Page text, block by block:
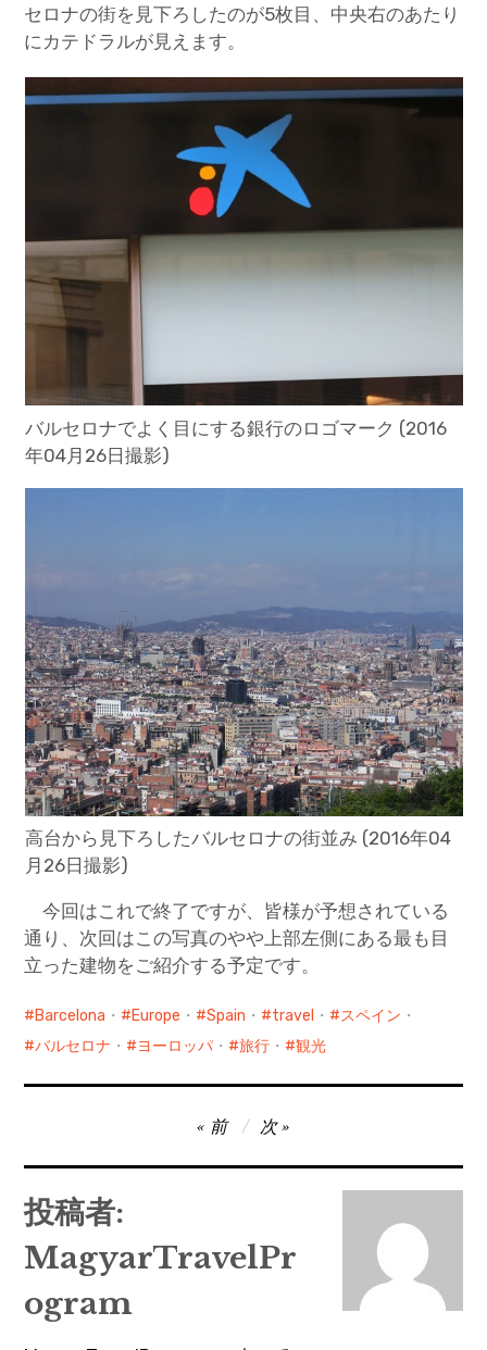
セロナの街を見下ろしたのが5枚目、中央右のあたり
にカテドラルが見えます。
バルセロナでよく目にする銀行のロゴマーク (2016
年04月26日撮影)
高台から見下ろしたバルセロナの街並み (2016年04
月26日撮影)
今回はこれで終了ですが、皆様が予想されている
通り、次回はこの写真のやや上部左側にある最も目
立った建物をご紹介する予定です。
Barcelona ・ Europe ・ Spain ・ travel ・ スペイン ・
バルセロナ ・ ヨーロッパ ・ 旅行 ・ 観光
稿
ナ
ビ
ゲ
ー
シ
前 次
投稿者:
MagyarTravelPr
ogram